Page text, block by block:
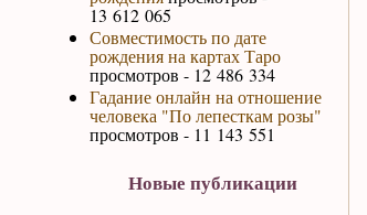
13 612 065
Совместимость по дате
рождения на картах Таро
просмотров - 12 486 334
Гадание онлайн на отношение
человека "По лепесткам розы"
просмотров - 11 143 551
Новые публикации